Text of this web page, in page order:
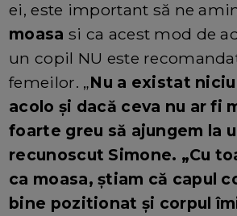
ei, este important să ne
moasa si ca acest mod de
un copil NU este
femeilor. „Nu a existat
acolo și dacă ceva nu ar fi
foarte greu să ajungem la
recunoscut Simone. „Cu
ca moasa, știam că capul
bine pozitionat și corpul